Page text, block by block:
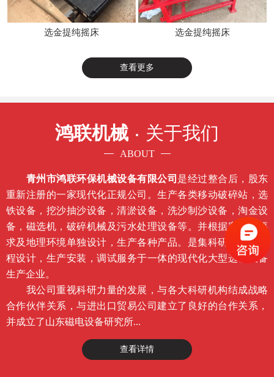
选金提纯摇床 选金提纯摇床
查看更多
鸿联机械 关于我们
ABOUT
青州市鸿联环保机械设备有限公司 是经过整合后，股东
重新注册的一家现代化正规公司。生产各类移动破碎站，选
铁设备，挖沙抽沙设备，清淤设备，洗沙制沙设备，淘金设
备，磁选机，破碎机械及污水处理设备等。并根据客户的要
求及地理环境单独设计，生产各种产品。是集科研开发，工
程设计，生产安装，调试服务于一体的现代化大型选矿设备
生产企业。
我公司重视科研力量的发展，与各大科研机构结成战略
合作伙伴关系，与进出口贸易公司建立了良好的台作关系，
并成立了山东磁电设备研究所...
查看详情